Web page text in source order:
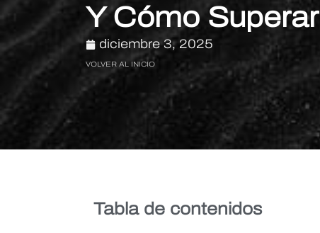
Y Cómo
diciembre 3, 2025
VOLVER AL INICIO
Tabla de contenidos